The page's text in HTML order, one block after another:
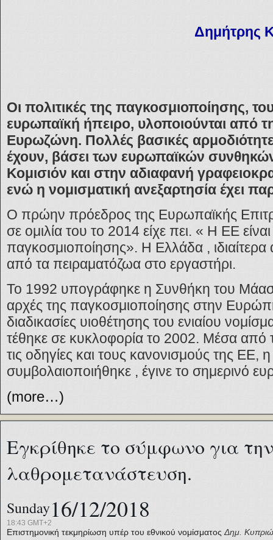
Δημήτρης
Οι πολιτικές της παγκοσμιοποίησης,
ευρωπαϊκή ήπειρο, υλοποιούνται από
Ευρωζώνη. Πολλές βασικές
έχουν, βάσει των ευρωπαϊκών
Κομισιόν και στην αδιαφανή
ενώ η νομισματική ανεξαρτησία έχει
Ο πρώην πρόεδρος της Ευρωπαϊκής
σε ομιλία του το 2014 είχε πει. « Η ΕΕ
παγκοσμιοποίησης». Η Ελλάδα , ιδιαίτερα
από τα πειραματόζωα στο εργαστήρι.
Το 1992 υπογράφηκε η Συνθήκη του
αρχές της παγκοσμιοποίησης στην Ευρώπη
διαδικασίες υιοθέτησης του ενιαίου
τέθηκε σε κυκλοφορία το 2002. Μέσα από
τις οδηγίες και τους κανονισμούς της ΕΕ,
συμβολαιοποιήθηκε , έγινε το σημερινό
(more…)
Εγκρίθηκε το σύμφωνο για την
λαθρομετανάστευση.
Sunday16/12/2018
18:43 GMT+2
Επιστημονική τεκμηρίωση υπέρ του εθνικού νομίσματος Δημ.